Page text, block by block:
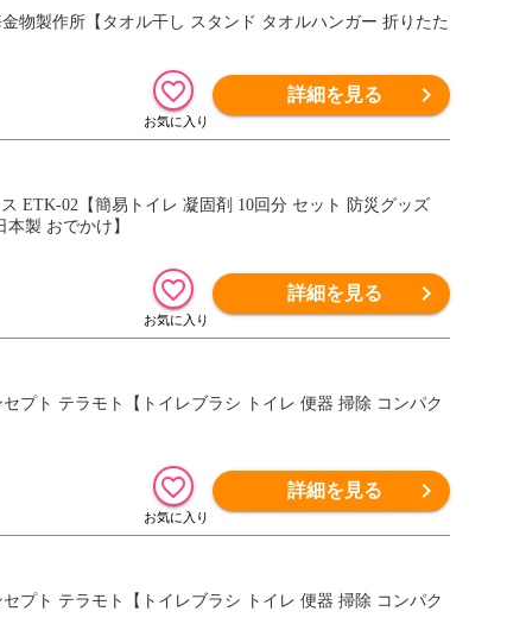
物製作所【タオル干し スタンド タオルハンガー 折りたた
詳細を見る
ETK-02【簡易トイレ 凝固剤 10回分 セット 防災グッズ
製 おでかけ】
詳細を見る
プト テラモト【トイレブラシ トイレ 便器 掃除 コンパク
詳細を見る
プト テラモト【トイレブラシ トイレ 便器 掃除 コンパク